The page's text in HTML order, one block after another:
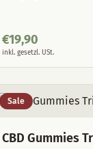
€19,90
inkl. gesetzl. USt.
Sale
CBD Gummies